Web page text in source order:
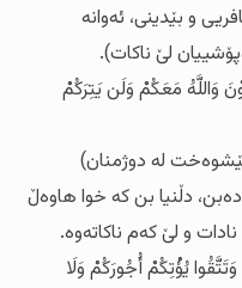
و بێدینی، ئه‌وانه‌
لێ ناکات).
وَاللَّهُ مَعَكُمْ وَلَن يَتِرَكُمْ
له‌ دوژمنان)
دڵنیا بن که‌ خوا هاوه‌ڵ
و لێ که‌م ناکاته‌وه‌.
يُؤْتِكُمْ أُجُورَكُمْ وَلَا